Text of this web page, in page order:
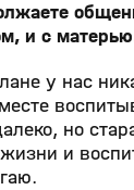
и с
у нас
но
и